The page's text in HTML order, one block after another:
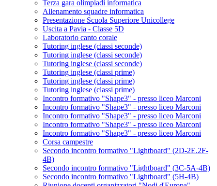
Terza gara olimpiadi informatica
Allenamento squadre informatica
Presentazione Scuola Superiore Unicollege
Uscita a Pavia - Classe 5D
Laboratorio canto corale
Tutoring inglese (classi seconde)
Tutoring inglese (classi seconde)
Tutoring inglese (classi seconde)
Tutoring inglese (classi prime)
Tutoring inglese (classi prime)
Tutoring inglese (classi prime)
Incontro formativo "Shape3" - presso liceo Marconi
Incontro formativo "Shape3" - presso liceo Marconi
Incontro formativo "Shape3" - presso liceo Marconi
Incontro formativo "Shape3" - presso liceo Marconi
Incontro formativo "Shape3" - presso liceo Marconi
Corsa campestre
Secondo incontro formativo "Lightboard" (2D-2E.2F-
4B)
Secondo incontro formativo "Lightboard" (3C-5A-4B)
Secondo incontro formativo "Lightboard" (5H-4B)